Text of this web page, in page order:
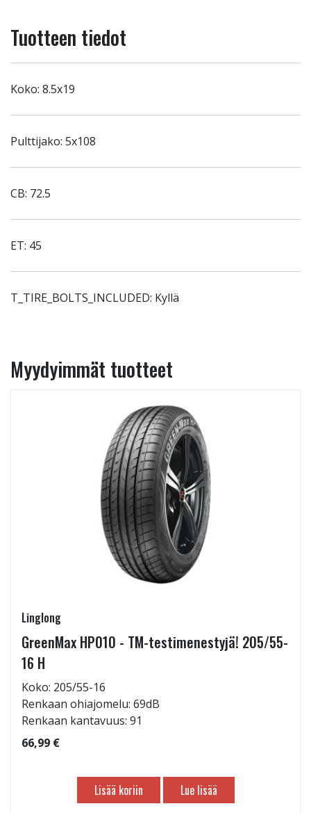
Tuotteen tiedot
Koko: 8.5x19
Pulttijako: 5x108
CB: 72.5
ET: 45
T_TIRE_BOLTS_INCLUDED: Kyllä
Myydyimmät tuotteet
Linglong
GreenMax HP010 - TM-testimenestyjä! 205/55-
16 H
Koko: 205/55-16
Renkaan ohiajomelu: 69dB
Renkaan kantavuus: 91
66,99 €
Lisää koriin Lue lisää